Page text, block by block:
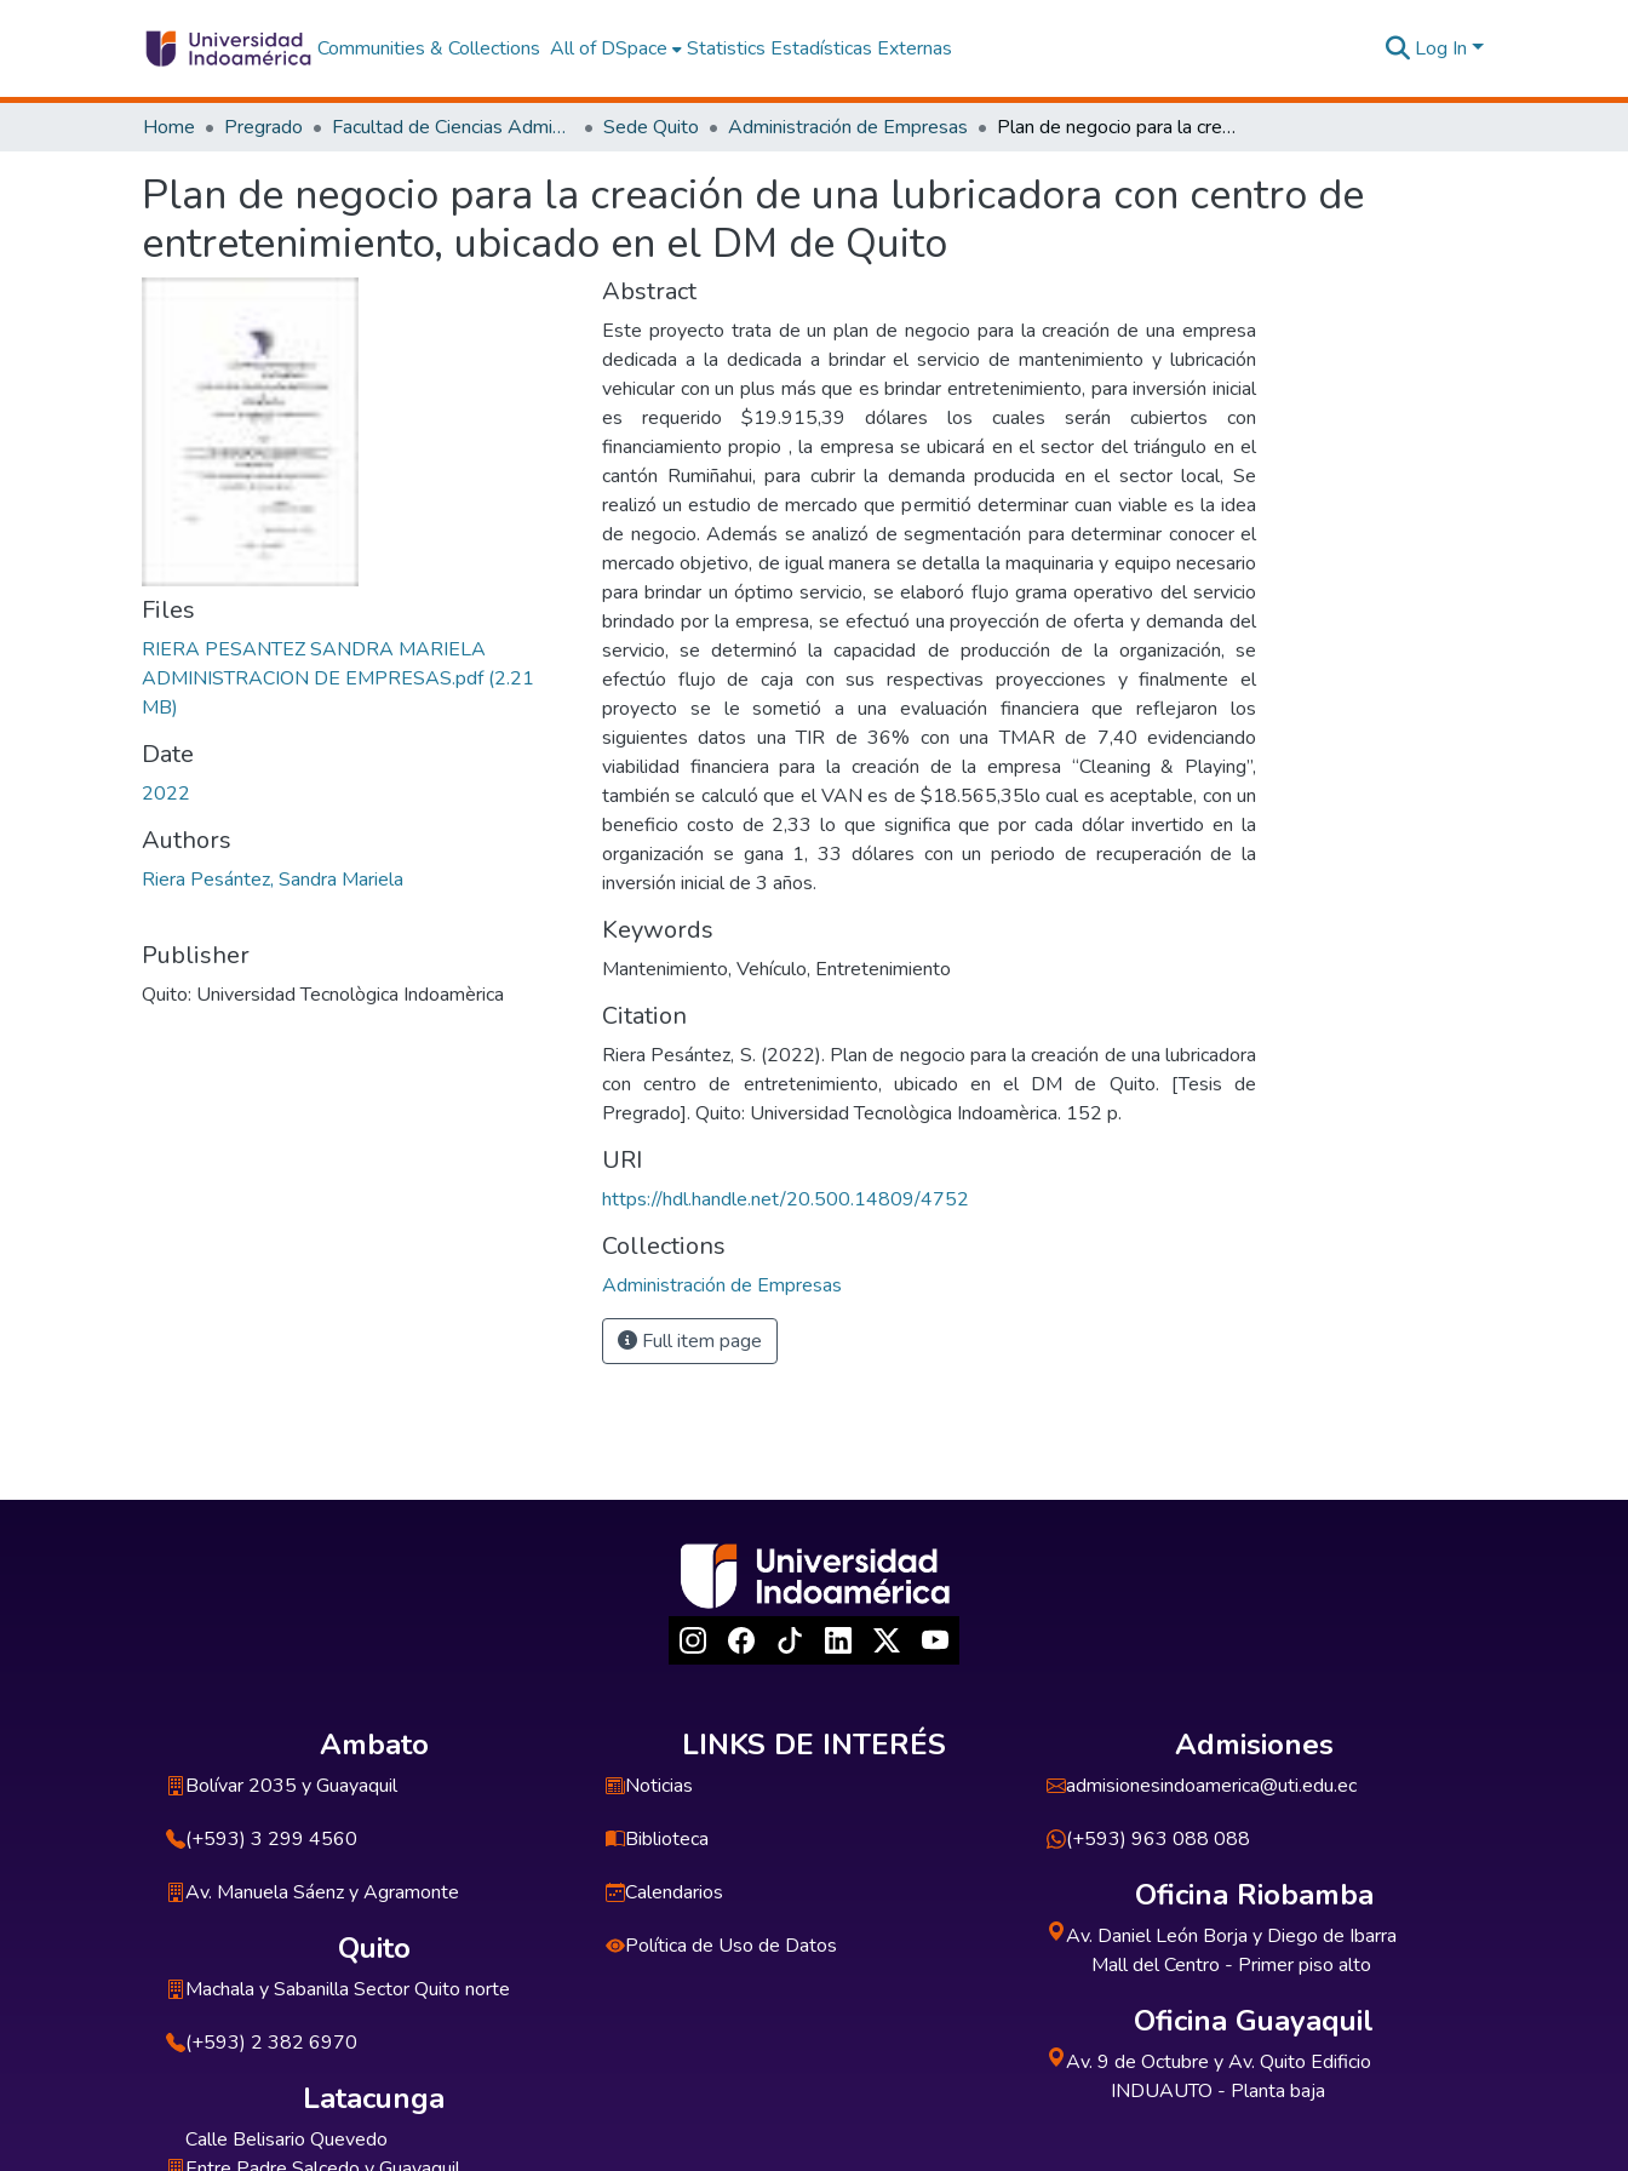
Communities & Collections All of DSpace Statistics Estadísticas Externas Log In
Home Pregrado Facultad de Ciencias Administrativas y Económicas Sede Quito Administración de Empresas Plan de negocio para la creación de una lubricadora con centro de entretenimiento, ubicado en el DM de Quito
Plan de negocio para la creación de una lubricadora con centro de
entretenimiento, ubicado en el DM de Quito
Files
RIERA PESANTEZ SANDRA MARIELA
ADMINISTRACION DE EMPRESAS.pdf(2.21
MB)
Date
2022
Authors
Riera Pesántez, Sandra Mariela
Publisher
Quito: Universidad Tecnològica Indoamèrica
Abstract
Este proyecto trata de un plan de negocio para la creación de una empresa
dedicada a la dedicada a brindar el servicio de mantenimiento y lubricación
vehicular con un plus más que es brindar entretenimiento, para inversión inicial
es requerido $19.915,39 dólares los cuales serán cubiertos con
financiamiento propio , la empresa se ubicará en el sector del triángulo en el
cantón Rumiñahui, para cubrir la demanda producida en el sector local, Se
realizó un estudio de mercado que permitió determinar cuan viable es la idea
de negocio. Además se analizó de segmentación para determinar conocer el
mercado objetivo, de igual manera se detalla la maquinaria y equipo necesario
para brindar un óptimo servicio, se elaboró flujo grama operativo del servicio
brindado por la empresa, se efectuó una proyección de oferta y demanda del
servicio, se determinó la capacidad de producción de la organización, se
efectúo flujo de caja con sus respectivas proyecciones y finalmente el
proyecto se le sometió a una evaluación financiera que reflejaron los
siguientes datos una TIR de 36% con una TMAR de 7,40 evidenciando
viabilidad financiera para la creación de la empresa “Cleaning & Playing”,
también se calculó que el VAN es de $18.565,35lo cual es aceptable, con un
beneficio costo de 2,33 lo que significa que por cada dólar invertido en la
organización se gana 1, 33 dólares con un periodo de recuperación de la
inversión inicial de 3 años.
Keywords
Mantenimiento, Vehículo, Entretenimiento
Citation
Riera Pesántez, S. (2022). Plan de negocio para la creación de una lubricadora
con centro de entretenimiento, ubicado en el DM de Quito. [Tesis de
Pregrado]. Quito: Universidad Tecnològica Indoamèrica. 152 p.
URI
https://hdl.handle.net/20.500.14809/4752
Collections
Administración de Empresas
Full item page
Ambato
Bolívar 2035 y Guayaquil
(+593) 3 299 4560
Av. Manuela Sáenz y Agramonte
Quito
Machala y Sabanilla Sector Quito norte
(+593) 2 382 6970
Latacunga
Calle Belisario Quevedo
LINKS DE INTERÉS
Noticias
Biblioteca
Calendarios
Política de Uso de Datos
Admisiones
admisionesindoamerica@uti.edu.ec
(+593) 963 088 088
Oficina Riobamba
Av. Daniel León Borja y Diego de Ibarra
Mall del Centro - Primer piso alto
Oficina Guayaquil
Av. 9 de Octubre y Av. Quito Edificio
INDUAUTO - Planta baja